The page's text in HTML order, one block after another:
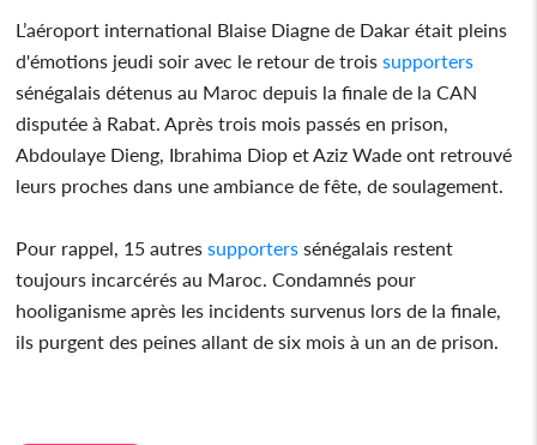
L’aéroport international Blaise Diagne de Dakar était pleins
d'émotions jeudi soir avec le retour de troissupporters
sénégalais détenus au Maroc depuis la finale de la CAN
disputée à Rabat. Après trois mois passés en prison,
Abdoulaye Dieng, Ibrahima Diop et Aziz Wade ont retrouvé
leurs proches dans une ambiance de fête, de soulagement.
Pour rappel, 15 autressupporters sénégalais restent
toujours incarcérés au Maroc. Condamnés pour
hooliganisme après les incidents survenus lors de la finale,
ils purgent des peines allant de six mois à un an de prison.